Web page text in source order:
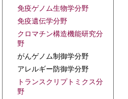
免疫ゲノム生物学分野
免疫遺伝学分野
クロマチン構造機能研究分
野
がんゲノム制御学分野
アレルギー防御学分野
トランスクリプトミクス分
野